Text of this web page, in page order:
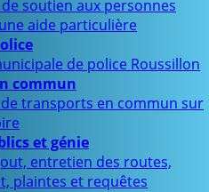
soutien aux personnes
aide particulière
de police Roussillon
commun
de transports en commun sur
et génie
entretien des routes,
plaintes et requêtes